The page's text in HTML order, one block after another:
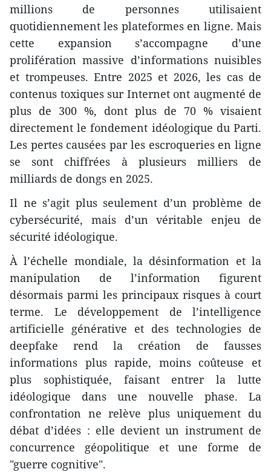
millions de personnes utilisaient
quotidiennement les plateformes en ligne. Mais
cette expansion s’accompagne d’une
prolifération massive d’informations nuisibles
et trompeuses. Entre 2025 et 2026, les cas de
contenus toxiques sur Internet ont augmenté de
plus de 300 %, dont plus de 70 % visaient
directement le fondement idéologique du Parti.
Les pertes causées par les escroqueries en ligne
se sont chiffrées à plusieurs milliers de
milliards de dongs en 2025.
Il ne s’agit plus seulement d’un problème de
cybersécurité, mais d’un véritable enjeu de
sécurité idéologique.
À l’échelle mondiale, la désinformation et la
manipulation de l’information figurent
désormais parmi les principaux risques à court
terme. Le développement de l’intelligence
artificielle générative et des technologies de
deepfake rend la création de fausses
informations plus rapide, moins coûteuse et
plus sophistiquée, faisant entrer la lutte
idéologique dans une nouvelle phase. La
confrontation ne relève plus uniquement du
débat d’idées : elle devient un instrument de
concurrence géopolitique et une forme de
"guerre cognitive".